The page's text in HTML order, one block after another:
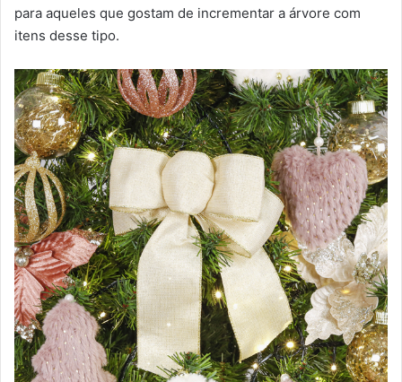
para aqueles que gostam de incrementar a árvore com
itens desse tipo.